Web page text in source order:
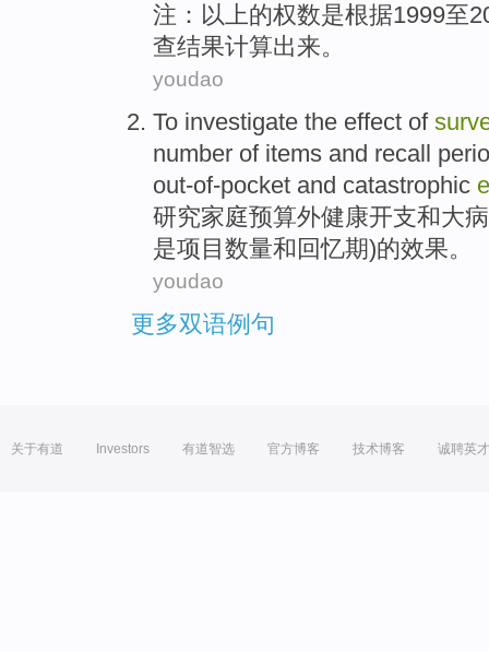
注 ： 以上的权数是根据1999至
查结果计算出来。
youdao
To investigate the effect of
number of items and recall
out-of-pocket and catastrophic
研究家庭预算外健康开支和大
是项目数量和 回忆期)的效果。
youdao
更多双语例句
关于有道 Investors 有道智选 官方博客 技术博客 诚聘英才